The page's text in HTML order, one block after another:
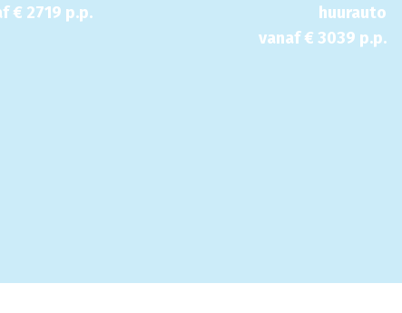
€ 2719 p.p.
huurauto
vanaf € 3039 p.p.